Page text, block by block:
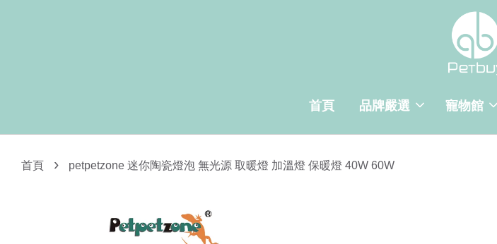
首頁 品牌嚴選 寵物館
首頁 › petpetzone 迷你陶瓷燈泡 無光源 取暖燈 加溫燈 保暖燈 40W 60W